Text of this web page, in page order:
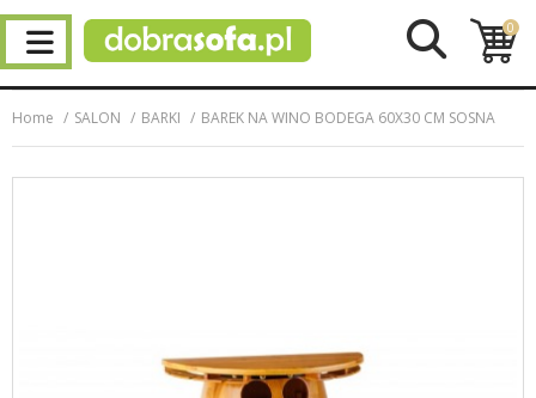
0
Home SALON BARKI BAREK NA WINO BODEGA 60X30 CM SOSNA